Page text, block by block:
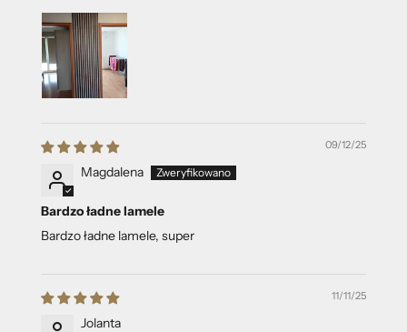
09/12/25
Magdalena
Bardzo ładne lamele
Bardzo ładne lamele, super
11/11/25
Jolanta